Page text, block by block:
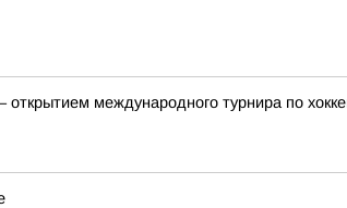
международного турнира по